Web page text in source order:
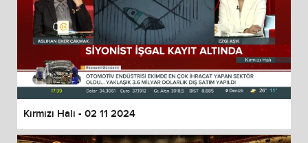
Kırmızı Halı - 02 11 2024